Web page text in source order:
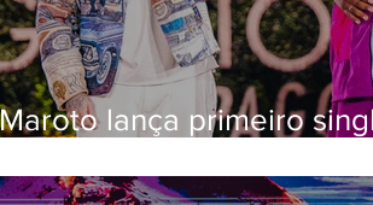
lança primeiro